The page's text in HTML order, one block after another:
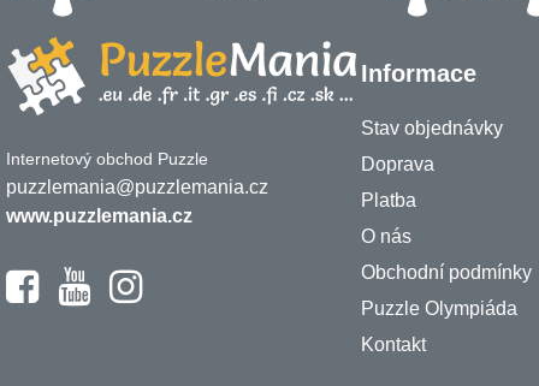
Internetový obchod Puzzle
puzzlemania@puzzlemania.cz
www.puzzlemania.cz
Informace
Stav objednávky
Doprava
Platba
O nás
Obchodní podmínky
Puzzle Olympiáda
Kontakt